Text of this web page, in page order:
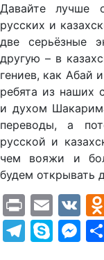
Давайте лучше
русских и
две серьёзные
другую – в
гениев, как Абай
ребята из наших
и духом
переводы, а
русской и
чем вояжи и
будем открывать
Print